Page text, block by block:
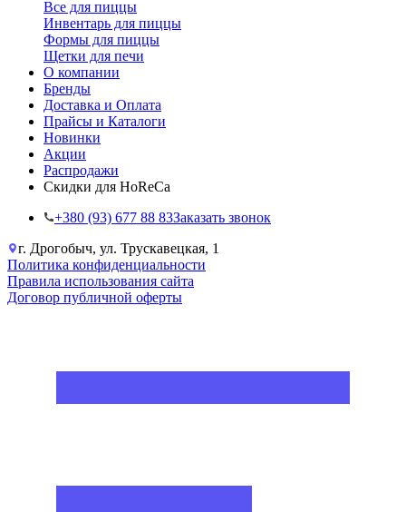
Все для пиццы
Инвентарь для пиццы
Формы для пиццы
Щетки для печи
О компании
Бренды
Доставка и Оплата
Прайсы и Каталоги
Новинки
Акции
Распродажи
Скидки для HoReCa
+38‎0 (93) 677 88 83Заказать звонок
г. Дрогобыч, ул. Трускавецкая, 1
Политика конфиденциальности
Правила использования сайта
Договор публичной оферты